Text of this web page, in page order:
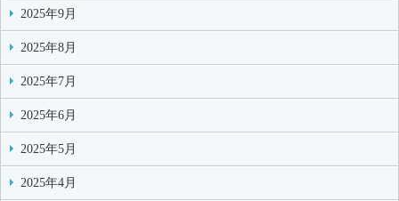
2025年9月
2025年8月
2025年7月
2025年6月
2025年5月
2025年4月